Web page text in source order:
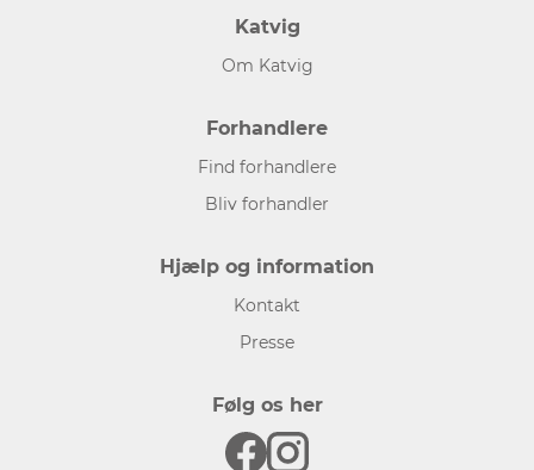
Katvig
Om Katvig
Forhandlere
Find forhandlere
Bliv forhandler
Hjælp og information
Kontakt
Presse
Følg os her